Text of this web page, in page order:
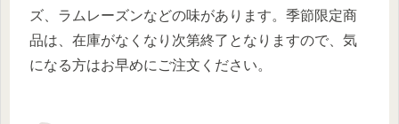
ズ、ラムレーズンなどの味があります。季節限定商
品は、在庫がなくなり次第終了となりますので、気
になる方はお早めにご注文ください。